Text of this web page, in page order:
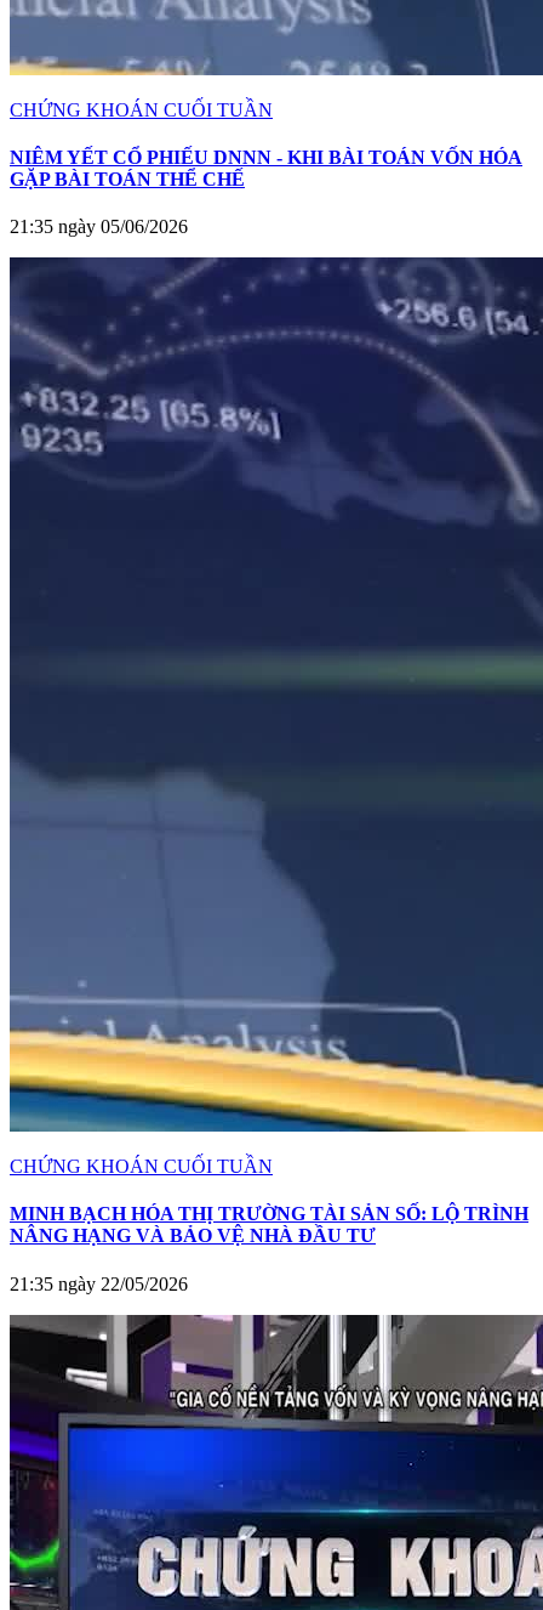
CHỨNG KHOÁN CUỐI TUẦN
NIÊM YẾT CỔ PHIẾU DNNN - KHI BÀI TOÁN VỐN HÓA
GẶP BÀI TOÁN THỂ CHẾ
21:35 ngày 05/06/2026
CHỨNG KHOÁN CUỐI TUẦN
MINH BẠCH HÓA THỊ TRƯỜNG TÀI SẢN SỐ: LỘ TRÌNH
NÂNG HẠNG VÀ BẢO VỆ NHÀ ĐẦU TƯ
21:35 ngày 22/05/2026